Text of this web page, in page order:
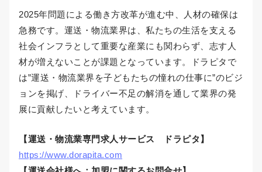
2025年問題による働き方改革が進む中、人材の確保は
急務です。運送・物流業界は、私たちの生活を支える
社会インフラとして重要な産業にも関わらず、志す人
材が増えないことが課題となっています。ドラピタで
は”運送・物流業界を子どもたちの憧れの仕事に”のビジ
ョンを掲げ、ドライバー不足の解消を通して業界の発
展に貢献したいと考えています。
【運送・物流業専門求人サービス ドラピタ】
https://www.dorapita.com